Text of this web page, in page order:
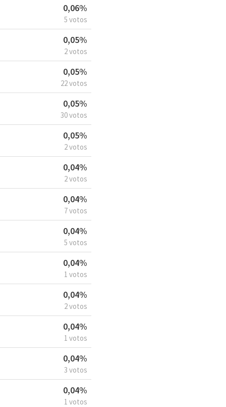
0,06%
5 votos
0,05%
2 votos
0,05%
22 votos
0,05%
30 votos
0,05%
2 votos
0,04%
2 votos
0,04%
7 votos
0,04%
5 votos
0,04%
1 votos
0,04%
2 votos
0,04%
1 votos
0,04%
3 votos
0,04%
1 votos